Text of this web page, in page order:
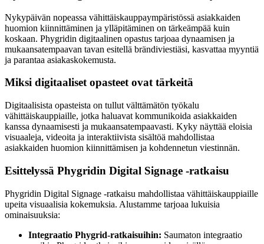
Nykypäivän nopeassa vähittäiskauppaympäristössä asiakkaiden
huomion kiinnittäminen ja ylläpitäminen on tärkeämpää kuin
koskaan. Phygridin digitaalinen opastus tarjoaa dynaamisen ja
mukaansatempaavan tavan esitellä brändiviestiäsi, kasvattaa myyntiä
ja parantaa asiakaskokemusta.
Miksi digitaaliset opasteet ovat tärkeitä
Digitaalisista opasteista on tullut välttämätön työkalu
vähittäiskauppiaille, jotka haluavat kommunikoida asiakkaiden
kanssa dynaamisesti ja mukaansatempaavasti. Kyky näyttää eloisia
visuaaleja, videoita ja interaktiivista sisältöä mahdollistaa
asiakkaiden huomion kiinnittämisen ja kohdennetun viestinnän.
Esittelyssä Phygridin Digital Signage -ratkaisu
Phygridin Digital Signage -ratkaisu mahdollistaa vähittäiskauppiaille
upeita visuaalisia kokemuksia. Alustamme tarjoaa lukuisia
ominaisuuksia:
Integraatio Phygrid-ratkaisuihin: Saumaton integraatio